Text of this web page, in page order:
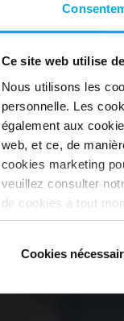
Ce site web utilise
Nous utilisons les
personnelle. Les
également aux
web, et ce, de
cookies marketing
veuillez consulter
de cookies à tout
notre site web. Allez
Cookies